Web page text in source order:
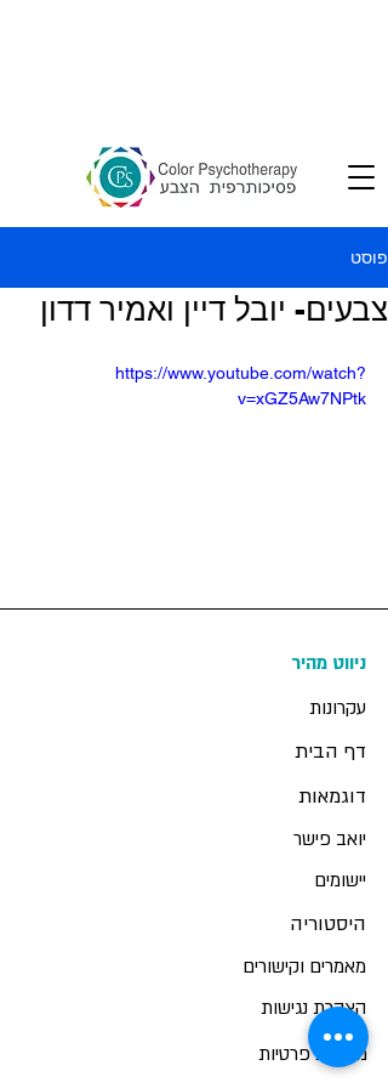
פוסט
צבעים- יובל דיין ואמיר דדון
https://www.youtube.com/watch?
v=xGZ5Aw7NPtk
ניווט מהיר
עקרונות
דף הבית
דוגמאות
יואב פישר
יישומים
היסטוריה
מאמרים וקישורים
הצהרת נגישות
מדיניות פרטיות